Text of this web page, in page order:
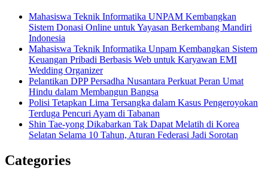
Mahasiswa Teknik Informatika UNPAM Kembangkan
Sistem Donasi Online untuk Yayasan Berkembang Mandiri
Indonesia
Mahasiswa Teknik Informatika Unpam Kembangkan Sistem
Keuangan Pribadi Berbasis Web untuk Karyawan EMI
Wedding Organizer
Pelantikan DPP Persadha Nusantara Perkuat Peran Umat
Hindu dalam Membangun Bangsa
Polisi Tetapkan Lima Tersangka dalam Kasus Pengeroyokan
Terduga Pencuri Ayam di Tabanan
Shin Tae-yong Dikabarkan Tak Dapat Melatih di Korea
Selatan Selama 10 Tahun, Aturan Federasi Jadi Sorotan
Categories